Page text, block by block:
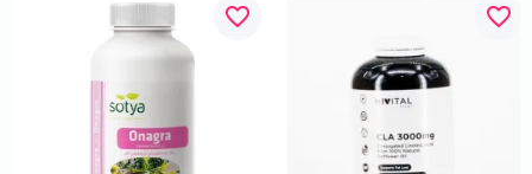
favorite_border favorite_border